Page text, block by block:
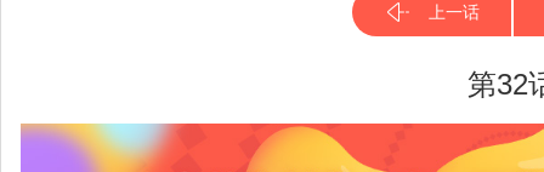
上一话
第32